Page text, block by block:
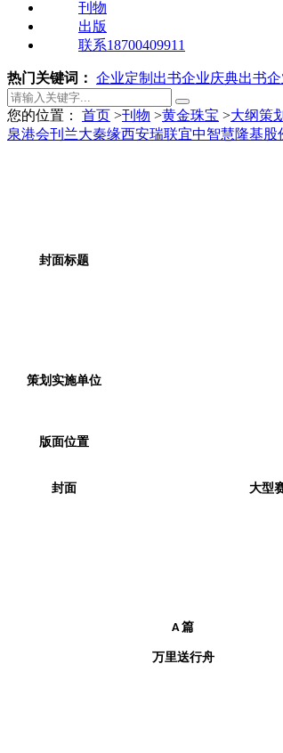
刊物
出版
联系18700409911
热门关键词： 企业定制出书企业庆典出书
您的位置： 首页 >刊物 >黄金珠宝 >大纲策划
泉港会刊 兰大秦缘西安瑞联宜中智慧隆基股
封面标题
策划实施单位
版面位置
封面 大型
A篇
万里送行舟